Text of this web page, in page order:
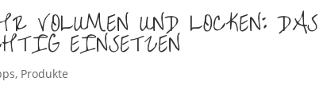
VOLUMEN UND LOCKEN: DAS
EINSETZEN
, Produkte